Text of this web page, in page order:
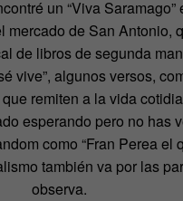
un “Viva Saramago”
mercado de San Antonio,
de libros de segunda
vive”, algunos versos,
remiten a la vida
esperando pero no has
como “Fran Perea el
también va por las
observa.